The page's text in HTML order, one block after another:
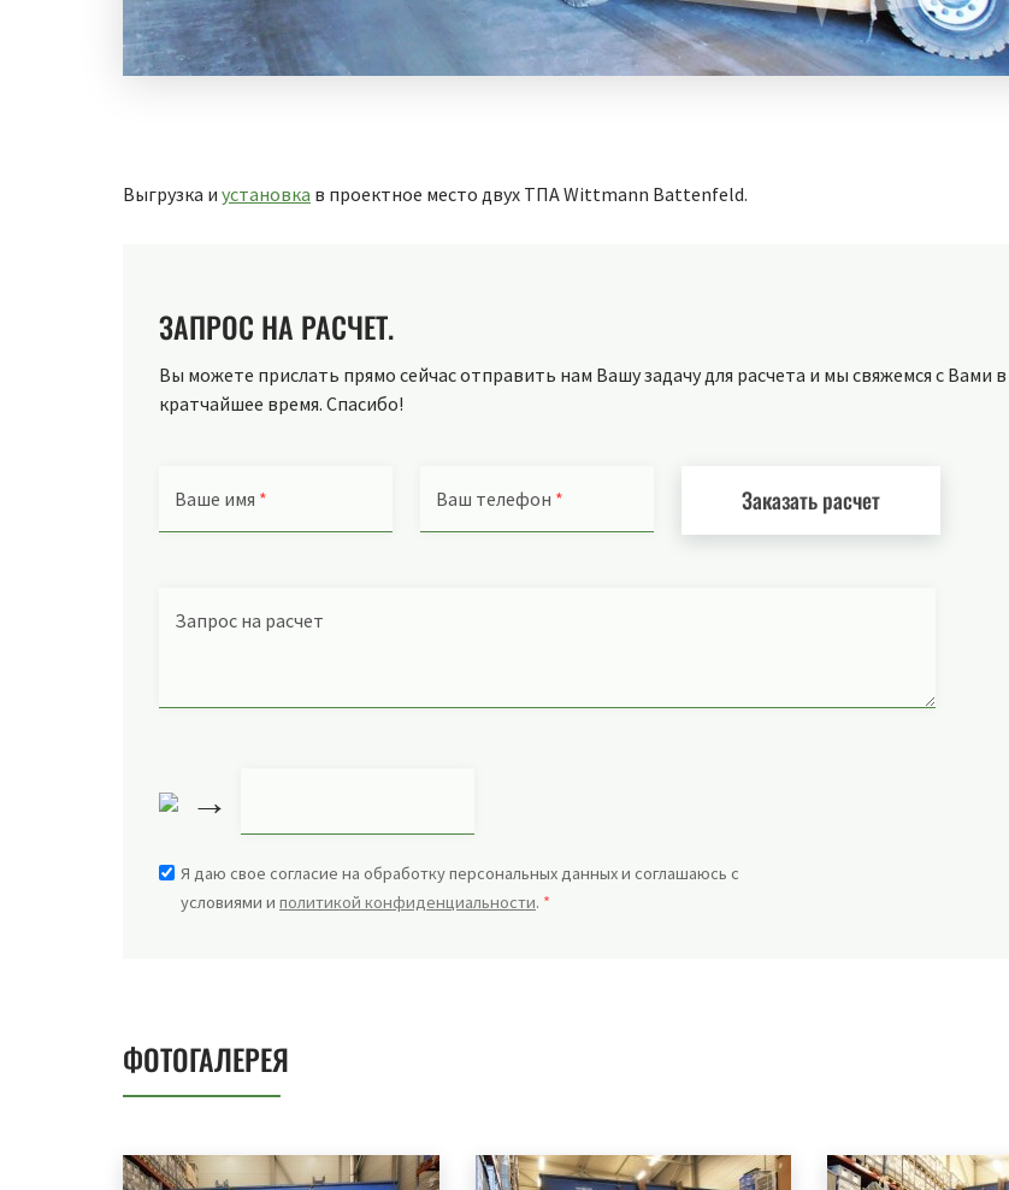
Выгрузка и установка в проектное место двух ТПА Wittmann Battenfeld.
ЗАПРОС НА РАСЧЕТ.
Вы можете прислать прямо сейчас отправить нам Вашу задачу для расчета и мы свяжемся с Вами в
кратчайшее время. Спасибо!
Ваше имя * Ваш телефон * Заказать расчет
Запрос на расчет
→
Я даю свое согласие на обработку персональных данных и соглашаюсь с
условиями и политикой конфиденциальности. *
ФОТОГАЛЕРЕЯ